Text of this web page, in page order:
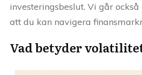
investeringsbeslut. Vi går
att du kan navigera
Vad betyder